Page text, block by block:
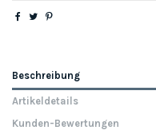
Beschreibung
Artikeldetails
Kunden-Bewertungen